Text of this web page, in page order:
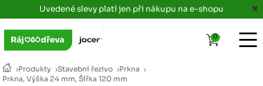
Uvedené slevy platí jen při nákupu na e-shopu
›Produkty ›Stavební řezivo ›Prkna ›
Prkna, Výška 24 mm, Šířka 120 mm
0